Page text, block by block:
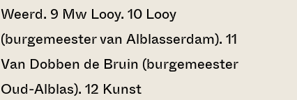
Weerd. 9 Mw Looy. 10 Looy
(burgemeester van Alblasserdam). 11
Van Dobben de Bruin (burgemeester
Oud-Alblas). 12 Kunst